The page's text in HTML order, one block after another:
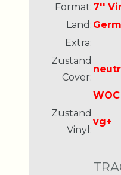
Format: 7''
Land:
Extra:
Zustand
Cover:
Zustand
Vinyl:
vg+